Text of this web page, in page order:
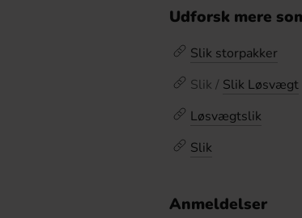
Udforsk mere
Slik storpakker
Slik / Slik Løsvægt
Løsvægtslik
Slik
Anmeldelser